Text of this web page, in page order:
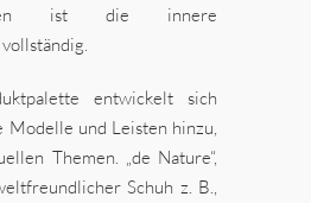
ist die innere
entwickelt sich
und Leisten hinzu,
Themen. „de Nature“,
Schuh z. B.,